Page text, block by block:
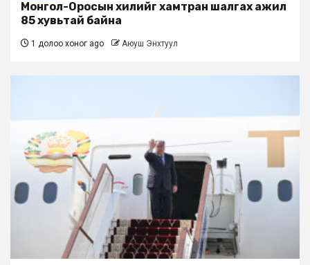
Монгол-Оросын хилийг хамтран шалгах ажил
85 хувьтай байна
1 долоо хоног ago Аюуш Энхтуул